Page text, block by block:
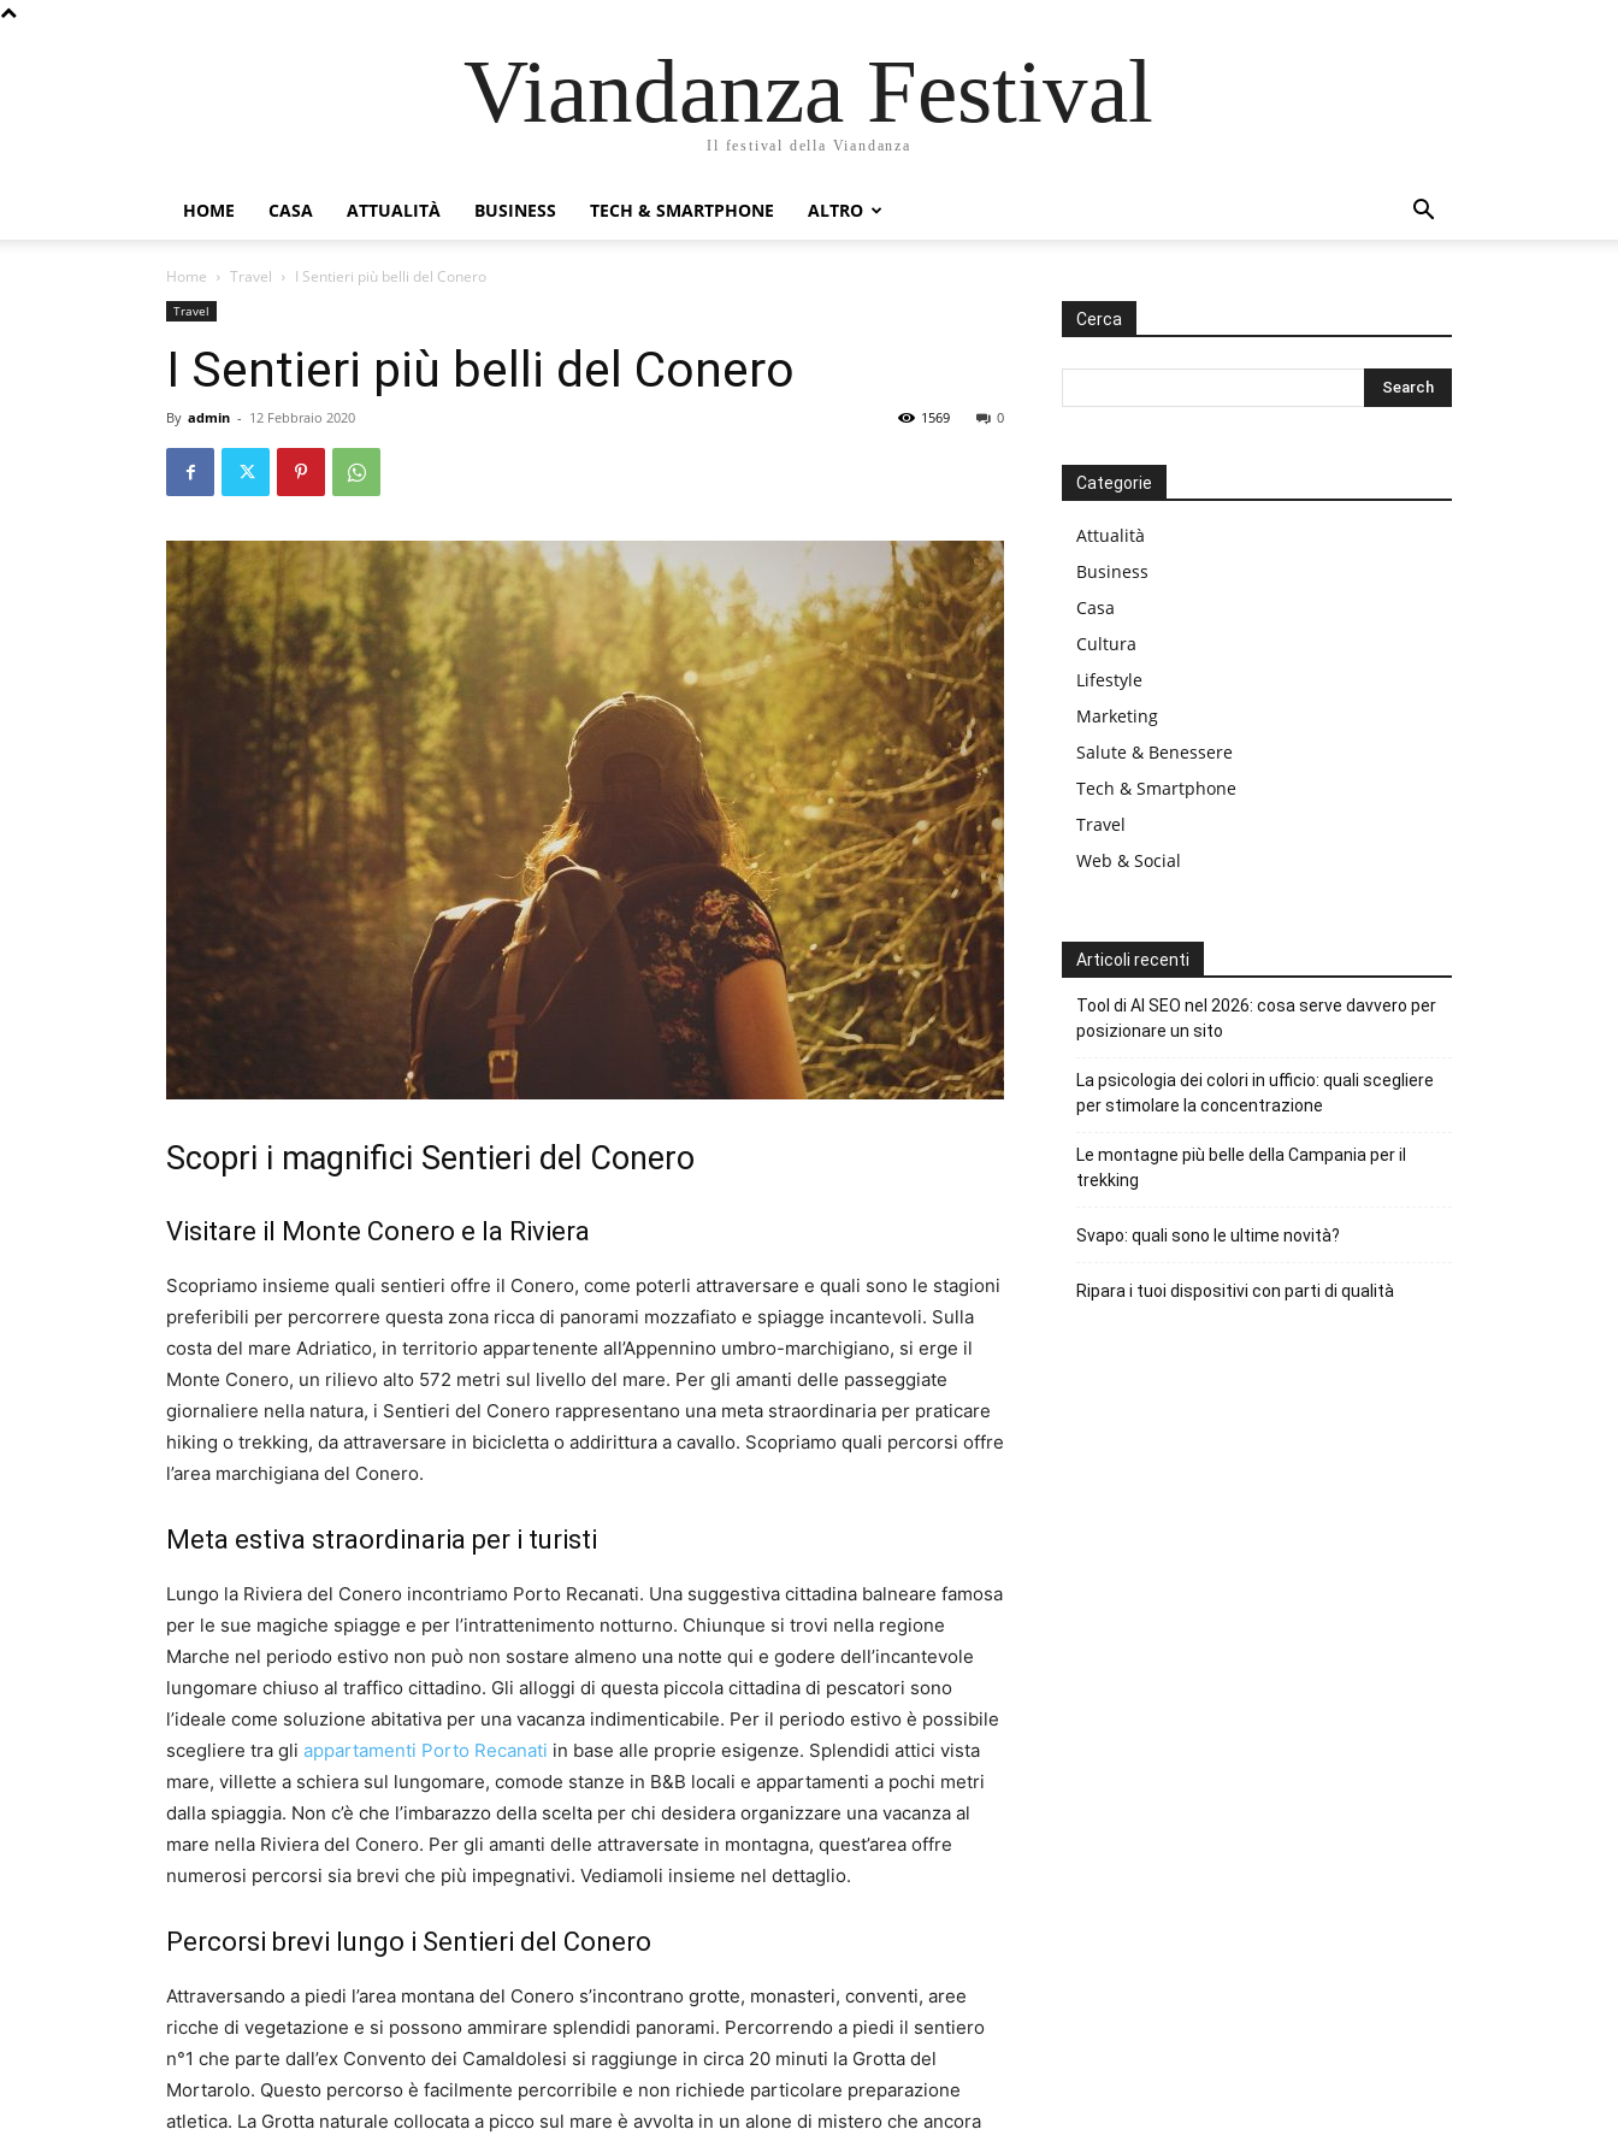
Viandanza Festival
Il festival della Viandanza
HOME CASA ATTUALITÀ BUSINESS TECH & SMARTPHONE ALTRO
Home Travel I Sentieri più belli del Conero
Travel
I Sentieri più belli del Conero
By admin - 12 Febbraio 2020 0
1569
Scopri i magnifici Sentieri del Conero
Visitare il Monte Conero e la Riviera
Scopriamo insieme quali sentieri offre il Conero, come poterli attraversare e quali sono le stagioni
preferibili per percorrere questa zona ricca di panorami mozzafiato e spiagge incantevoli. Sulla
costa del mare Adriatico, in territorio appartenente all’Appennino umbro-marchigiano, si erge il
Monte Conero, un rilievo alto 572 metri sul livello del mare. Per gli amanti delle passeggiate
giornaliere nella natura, i Sentieri del Conero rappresentano una meta straordinaria per praticare
hiking o trekking, da attraversare in bicicletta o addirittura a cavallo. Scopriamo quali percorsi offre
l’area marchigiana del Conero.
Meta estiva straordinaria per i turisti
Lungo la Riviera del Conero incontriamo Porto Recanati. Una suggestiva cittadina balneare famosa
per le sue magiche spiagge e per l’intrattenimento notturno. Chiunque si trovi nella regione
Marche nel periodo estivo non può non sostare almeno una notte qui e godere dell’incantevole
lungomare chiuso al traffico cittadino. Gli alloggi di questa piccola cittadina di pescatori sono
l’ideale come soluzione abitativa per una vacanza indimenticabile. Per il periodo estivo è possibile
scegliere tra gli appartamenti Porto Recanati in base alle proprie esigenze. Splendidi attici vista
mare, villette a schiera sul lungomare, comode stanze in B&B locali e appartamenti a pochi metri
dalla spiaggia. Non c’è che l’imbarazzo della scelta per chi desidera organizzare una vacanza al
mare nella Riviera del Conero. Per gli amanti delle attraversate in montagna, quest’area offre
numerosi percorsi sia brevi che più impegnativi. Vediamoli insieme nel dettaglio.
Percorsi brevi lungo i Sentieri del Conero
Attraversando a piedi l’area montana del Conero s’incontrano grotte, monasteri, conventi, aree
ricche di vegetazione e si possono ammirare splendidi panorami. Percorrendo a piedi il sentiero
n°1 che parte dall’ex Convento dei Camaldolesi si raggiunge in circa 20 minuti la Grotta del
Mortarolo. Questo percorso è facilmente percorribile e non richiede particolare preparazione
atletica. La Grotta naturale collocata a picco sul mare è avvolta in un alone di mistero che ancora
Cerca
Categorie
Attualità
Business
Casa
Cultura
Lifestyle
Marketing
Salute & Benessere
Tech & Smartphone
Travel
Web & Social
Articoli recenti
Tool di AI SEO nel 2026: cosa serve davvero per
posizionare un sito
La psicologia dei colori in ufficio: quali scegliere
per stimolare la concentrazione
Le montagne più belle della Campania per il
trekking
Svapo: quali sono le ultime novità?
Ripara i tuoi dispositivi con parti di qualità